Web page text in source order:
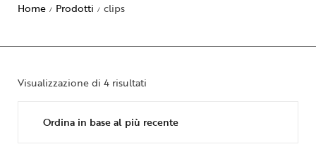
Home / Prodotti / clips
Visualizzazione di 4 risultati